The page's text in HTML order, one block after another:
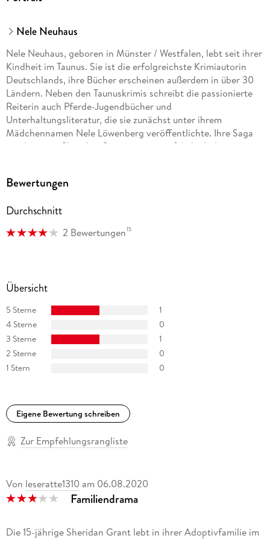
Nele Neuhaus
Nele Neuhaus, geboren in Münster / Westfalen, lebt seit ihrer
Kindheit im Taunus. Sie ist die erfolgreichste Krimiautorin
Deutschlands, ihre Bücher erscheinen außerdem in über 30
Ländern. Neben den Taunuskrimis schreibt die passionierte
Reiterin auch Pferde-Jugendbücher und
Unterhaltungsliteratur, die sie zunächst unter ihrem
Mädchennamen Nele Löwenberg veröffentlichte. Ihre Saga
um die junge Sheridan Grant stürmte auf Anhieb die
Bewertungen
Durchschnitt
2 Bewertungen15
Übersicht
5 Sterne
1
4 Sterne
0
3 Sterne
1
2 Sterne
0
1 Stern
0
Eigene Bewertung schreiben
Zur Empfehlungsrangliste
Von leseratte1310 am 06.08.2020
Familiendrama
Die 15-jährige Sheridan Grant lebt in ihrer Adoptivfamilie im